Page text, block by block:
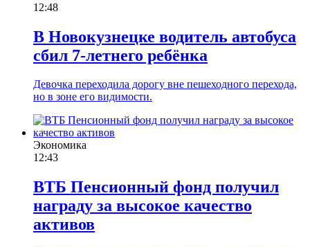
12:48
В Новокузнецке водитель автобуса
сбил 7-летнего ребёнка
Девочка переходила дорогу вне пешеходного перехода,
но в зоне его видимости.
Экономика
12:43
ВТБ Пенсионный фонд получил
награду за высокое качество
активов